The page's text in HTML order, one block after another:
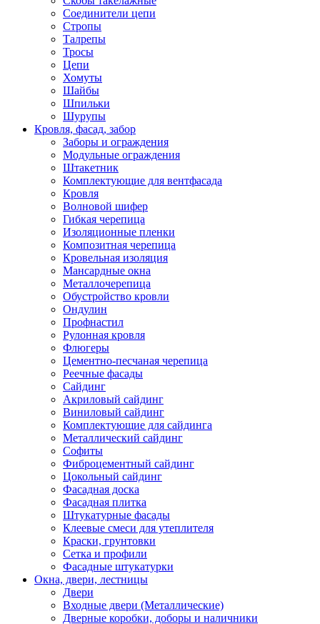
Соединители цепи
Стропы
Талрепы
Тросы
Цепи
Хомуты
Шайбы
Шпильки
Шурупы
Кровля, фасад, забор
Заборы и ограждения
Модульные ограждения
Штакетник
Комплектующие для вентфасада
Кровля
Волновой шифер
Гибкая черепица
Изоляционные пленки
Композитная черепица
Кровельная изоляция
Мансардные окна
Металлочерепица
Обустройство кровли
Ондулин
Профнастил
Рулонная кровля
Флюгеры
Цементно-песчаная черепица
Реечные фасады
Сайдинг
Акриловый сайдинг
Виниловый сайдинг
Комплектующие для сайдинга
Металлический сайдинг
Софиты
Фиброцементный сайдинг
Цокольный сайдинг
Фасадная доска
Фасадная плитка
Штукатурные фасады
Клеевые смеси для утеплителя
Краски, грунтовки
Сетка и профили
Фасадные штукатурки
Окна, двери, лестницы
Двери
Входные двери (Металлические)
Дверные коробки, доборы и наличники